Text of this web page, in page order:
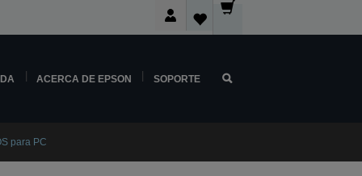
ACERCA DE EPSON SOPORTE
para PC